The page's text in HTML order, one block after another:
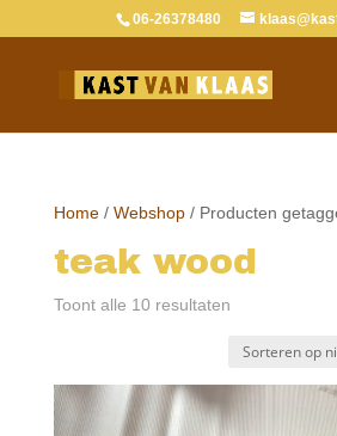
06-26378480
Home/ Webshop/ Producten
teak wood
Toont alle 10 resultatenGesorteerd
nieuwste